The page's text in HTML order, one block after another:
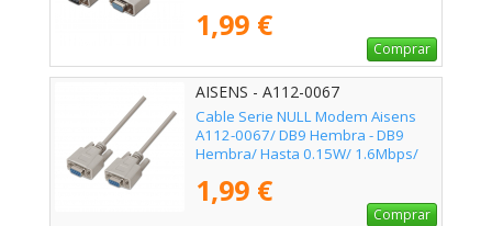
1,99 €
Comprar
AISENS - A112-0067
Cable Serie NULL Modem Aisens
A112-0067/ DB9 Hembra - DB9
Hembra/ Hasta 0.15W/ 1.6Mbps/
1,99 €
Comprar